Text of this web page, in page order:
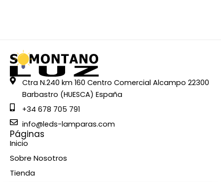
Ctra N.240 km 160 Centro Comercial Alcampo 22300
Barbastro (HUESCA) España
+34 678 705 791
info@leds-lamparas.com
Páginas
Inicio
Sobre Nosotros
Tienda